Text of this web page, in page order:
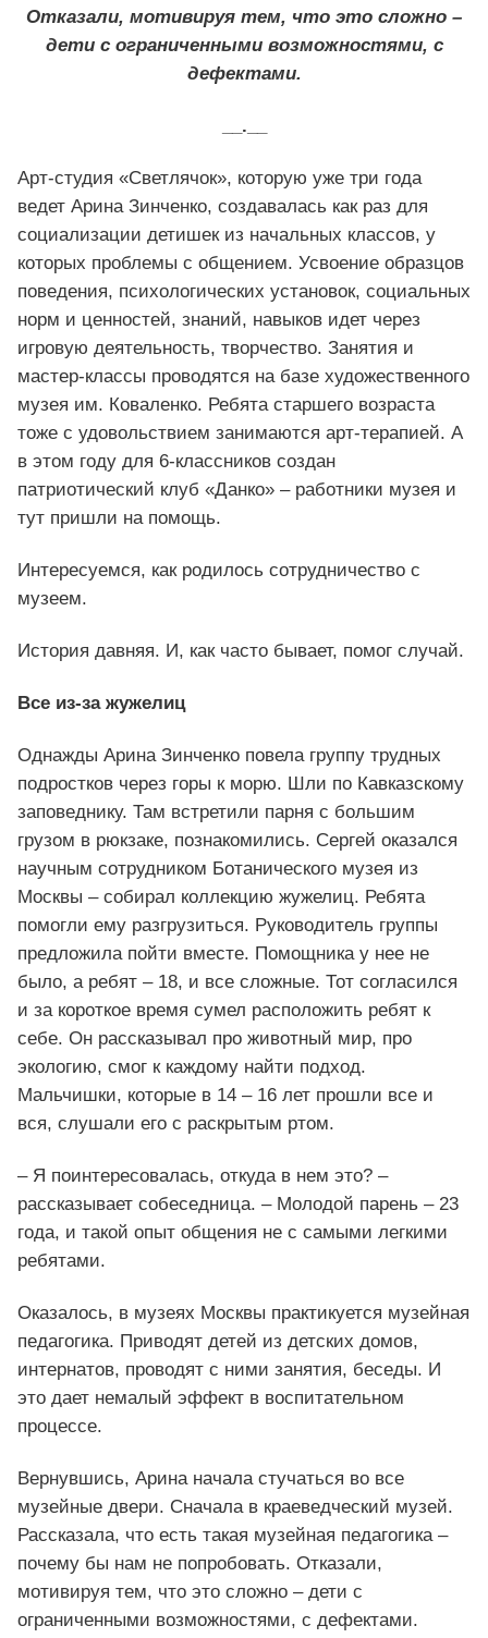
Отказали, мотивируя тем, что это сложно –
дети с ограниченными возможностями, с
дефектами.
__.__
Арт-студия «Светлячок», которую уже три года
ведет Арина Зинченко, создавалась как раз для
социализации детишек из начальных классов, у
которых проблемы с общением. Усвоение образцов
поведения, психологических установок, социальных
норм и ценностей, знаний, навыков идет через
игровую деятельность, творчество. Занятия и
мастер-классы проводятся на базе художественного
музея им. Коваленко. Ребята старшего возраста
тоже с удовольствием занимаются арт-терапией. А
в этом году для 6-классников создан
патриотический клуб «Данко» – работники музея и
тут пришли на помощь.
Интересуемся, как родилось сотрудничество с
музеем.
История давняя. И, как часто бывает, помог случай.
Все из-за жужелиц
Однажды Арина Зинченко повела группу трудных
подростков через горы к морю. Шли по Кавказскому
заповеднику. Там встретили парня с большим
грузом в рюкзаке, познакомились. Сергей оказался
научным сотрудником Ботанического музея из
Москвы – собирал коллекцию жужелиц. Ребята
помогли ему разгрузиться. Руководитель группы
предложила пойти вместе. Помощника у нее не
было, а ребят – 18, и все сложные. Тот согласился
и за короткое время сумел расположить ребят к
себе. Он рассказывал про животный мир, про
экологию, смог к каждому найти подход.
Мальчишки, которые в 14 – 16 лет прошли все и
вся, слушали его с раскрытым ртом.
– Я поинтересовалась, откуда в нем это? –
рассказывает собеседница. – Молодой парень – 23
года, и такой опыт общения не с самыми легкими
ребятами.
Оказалось, в музеях Москвы практикуется музейная
педагогика. Приводят детей из детских домов,
интернатов, проводят с ними занятия, беседы. И
это дает немалый эффект в воспитательном
процессе.
Вернувшись, Арина начала стучаться во все
музейные двери. Сначала в краеведческий музей.
Рассказала, что есть такая музейная педагогика –
почему бы нам не попробовать. Отказали,
мотивируя тем, что это сложно – дети с
ограниченными возможностями, с дефектами.